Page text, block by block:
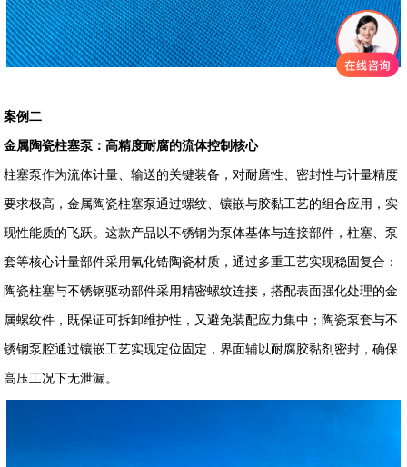
案例二
金属陶瓷柱塞泵：高精度耐腐的流体控制核心
柱塞泵作为流体计量、输送的关键装备，对耐磨性、密封性与计量精度
要求极高，金属陶瓷柱塞泵通过螺纹、镶嵌与胶黏工艺的组合应用，实
现性能质的飞跃。这款产品以不锈钢为泵体基体与连接部件，柱塞、泵
套等核心计量部件采用氧化锆陶瓷材质，通过多重工艺实现稳固复合：
陶瓷柱塞与不锈钢驱动部件采用精密螺纹连接，搭配表面强化处理的金
属螺纹件，既保证可拆卸维护性，又避免装配应力集中；陶瓷泵套与不
锈钢泵腔通过镶嵌工艺实现定位固定，界面辅以耐腐胶黏剂密封，确保
高压工况下无泄漏。